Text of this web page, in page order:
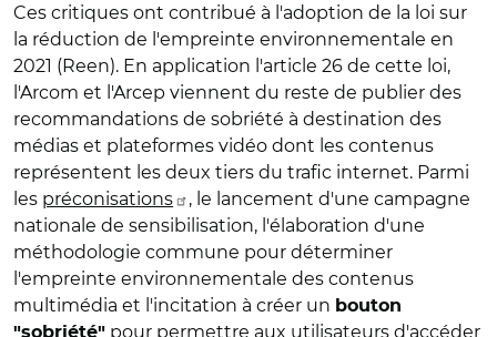
Ces critiques ont contribué à l'adoption de la loi sur
la réduction de l'empreinte environnementale en
2021 (Reen). En application l'article 26 de cette loi,
l'Arcom et l'Arcep viennent du reste de publier des
recommandations de sobriété à destination des
médias et plateformes vidéo dont les contenus
représentent les deux tiers du trafic internet. Parmi
les préconisations
, le lancement d'une campagne
nationale de sensibilisation, l'élaboration d'une
méthodologie commune pour déterminer
l'empreinte environnementale des contenus
multimédia et l'incitation à créer un bouton
"sobriété" pour permettre aux utilisateurs d'accéder